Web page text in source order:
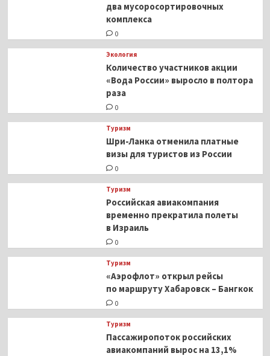
два мусоросортировочных
комплекса
0
Экология
Количество участников акции
«Вода России» выросло в полтора
раза
0
Туризм
Шри-Ланка отменила платные
визы для туристов из России
0
Туризм
Российская авиакомпания
временно прекратила полеты
в Израиль
0
Туризм
«Аэрофлот» открыл рейсы
по маршруту Хабаровск – Бангкок
0
Туризм
Пассажиропоток российских
авиакомпаний вырос на 13,1%